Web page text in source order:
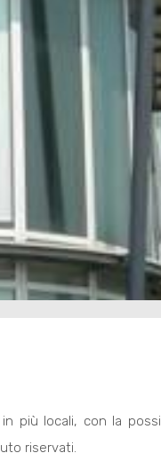
più locali, con la
riservati.